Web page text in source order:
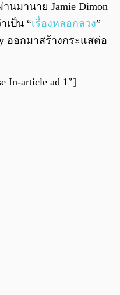
มานาย Jamie Dimon
เป็น “เรื่องหลอกลวง” ​
ออกมาสร้างกระแสต่อ
In-article ad 1″]